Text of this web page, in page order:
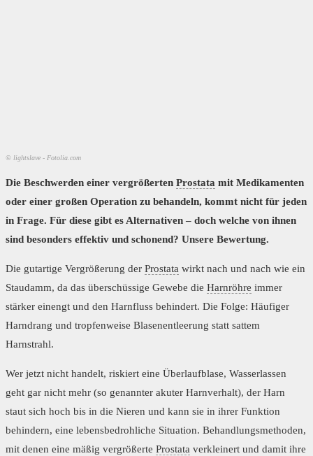
© lightslave - Fotolia.com
Die Beschwerden einer vergrößerten Prostata mit Medikamenten
oder einer großen Operation zu behandeln, kommt nicht für jeden
in Frage. Für diese gibt es Alternativen – doch welche von ihnen
sind besonders effektiv und schonend? Unsere Bewertung.
Die gutartige Vergrößerung der Prostata wirkt nach und nach wie ein
Staudamm, da das überschüssige Gewebe die Harnröhre immer
stärker einengt und den Harnfluss behindert. Die Folge: Häufiger
Harndrang und tropfenweise Blasenentleerung statt sattem
Harnstrahl.
Wer jetzt nicht handelt, riskiert eine Überlaufblase, Wasserlassen
geht gar nicht mehr (so genannter akuter Harnverhalt), der Harn
staut sich hoch bis in die Nieren und kann sie in ihrer Funktion
behindern, eine lebensbedrohliche Situation. Behandlungsmethoden,
mit denen eine mäßig vergrößerte Prostata verkleinert und damit ihre